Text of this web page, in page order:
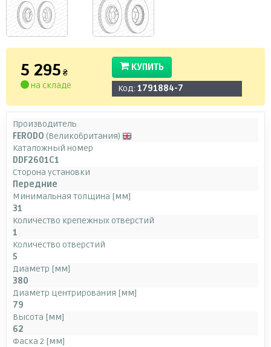
5 295 ₴
на складе
КУПИТЬ
Код: 1791884-7
Производитель
FERODO (Великобритания)
Каталожный номер
DDF2601C1
Сторона установки
Передние
Минимальная толщина [мм]
31
Количество крепежных отверстий
1
Количество отверстий
5
Диаметр [мм]
380
Диаметр центрирования [мм]
79
Высота [мм]
62
Фаска 2 [мм]